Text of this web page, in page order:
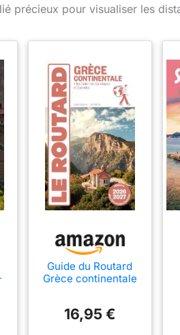
précieux pour visualiser les
Guide du Routard
Grèce continentale
16,95 €